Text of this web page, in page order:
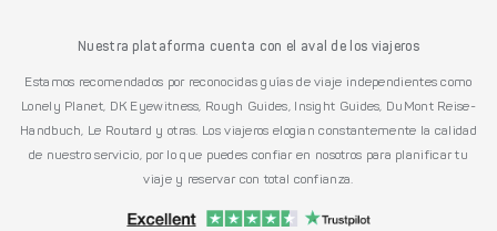
Nuestra plataforma cuenta con el aval de los viajeros
Estamos recomendados por reconocidas guías de viaje independientes como
Lonely Planet, DK Eyewitness, Rough Guides, Insight Guides, DuMont Reise-
Handbuch, Le Routard y otras. Los viajeros elogian constantemente la calidad
de nuestro servicio, por lo que puedes confiar en nosotros para planificar tu
viaje y reservar con total confianza.